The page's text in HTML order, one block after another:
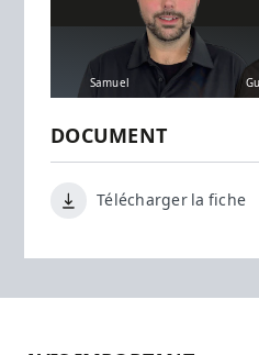
Samuel
DOCUMENT
Télécharger la fiche